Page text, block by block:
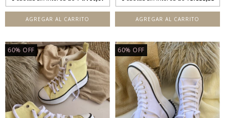
AGREGAR AL CARRITO AGREGAR AL CARRITO
60% OFF 60% OFF